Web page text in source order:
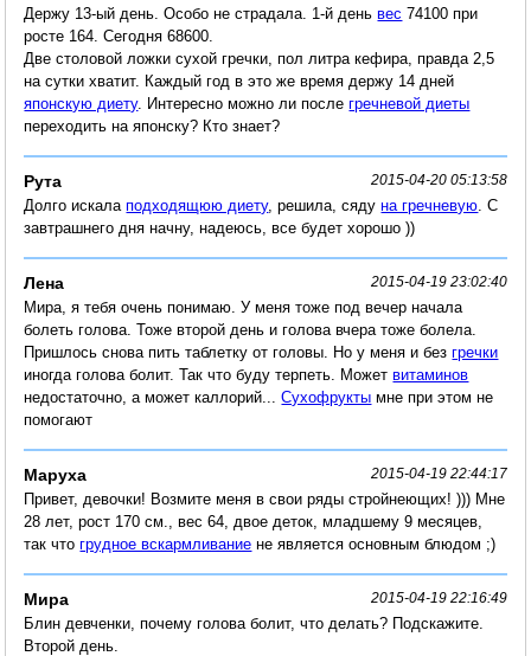
Держу 13-ый день. Особо не страдала. 1-й деньвес 74100 при
росте 164. Сегодня 68600.
Две столовой ложки сухой гречки, пол литра кефира, правда 2,5
на сутки хватит. Каждый год в это же время держу 14 дней
японскую диету. Интересно можно ли послегречневой диеты
переходить на японску? Кто знает?
Рута 2015-04-20 05:13:58
Долго искалаподходящюю диету, решила, сядуна гречневую . С
завтрашнего дня начну, надеюсь, все будет хорошо ))
Лена 2015-04-19 23:02:40
Мира, я тебя очень понимаю. У меня тоже под вечер начала
болеть голова. Тоже второй день и голова вчера тоже болела.
Пришлось снова пить таблетку от головы. Но у меня и безгречки
иногда голова болит. Так что буду терпеть. Можетвитаминов
недостаточно, а может каллорий...Сухофрукты мне при этом не
помогают
Маруха 2015-04-19 22:44:17
Привет, девочки! Возмите меня в свои ряды стройнеющих! ))) Мне
28 лет, рост 170 см., вес 64, двое деток, младшему 9 месяцев,
так чтогрудное вскармливание не является основным блюдом ;)
Мира 2015-04-19 22:16:49
Блин девченки, почему голова болит, что делать? Подскажите.
Второй день.